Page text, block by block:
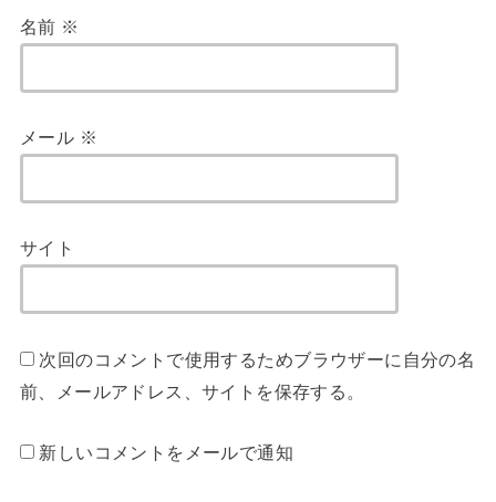
名前 ※
メール ※
サイト
次回のコメントで使用するためブラウザーに自分の名
前、メールアドレス、サイトを保存する。
新しいコメントをメールで通知